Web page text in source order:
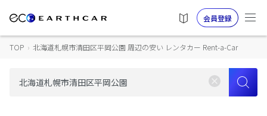
会員登録
TOP › 北海道札幌市清田区平岡公園 周辺の安い レンタカー Rent-a-Car